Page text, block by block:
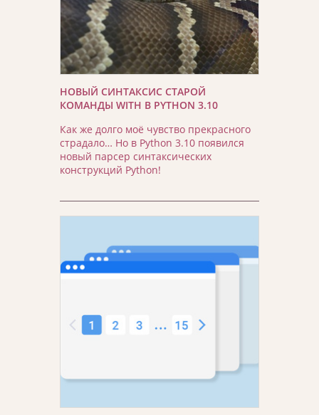
НОВЫЙ СИНТАКСИС СТАРОЙ
КОМАНДЫ WITH В PYTHON 3.10
Как же долго моё чувство прекрасного
страдало… Но в Python 3.10 появился
новый парсер синтаксических
конструкций Python!